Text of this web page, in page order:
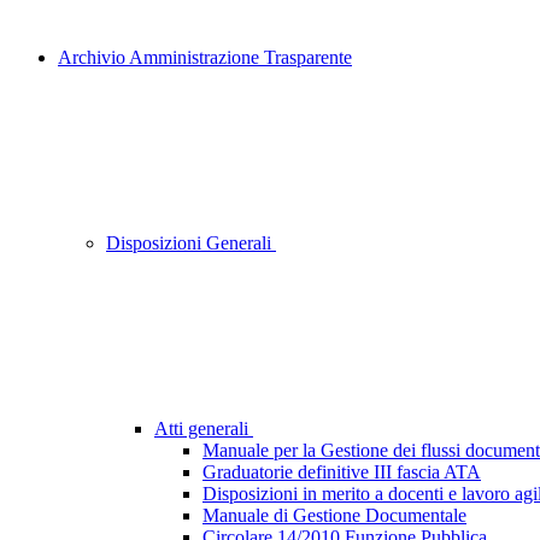
Archivio Amministrazione Trasparente
Disposizioni Generali
Atti generali
Manuale per la Gestione dei flussi
Graduatorie definitive III fascia ATA
Disposizioni in merito a docenti e lavoro
Manuale di Gestione Documentale